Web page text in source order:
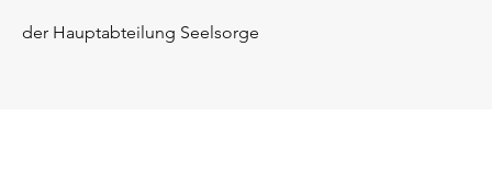
der Hauptabteilung Seelsorge